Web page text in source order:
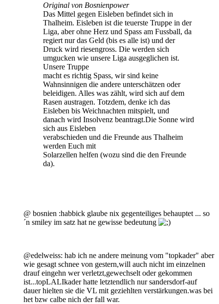
Original von Bosnienpower
Das Mittel gegen Eisleben befindet sich in
Thalheim. Eisleben ist die teuerste Truppe in der
Liga, aber ohne Herz und Spass am Fussball, da
regiert nur das Geld (bis es alle ist) und der
Druck wird riesengross. Die werden sich
umgucken wie unsere Liga ausgeglichen ist.
Unsere Truppe
macht es richtig Spass, wir sind keine
Wahnsinnigen die andere unterschätzen oder
beleidigen. Alles was zählt, wird sich auf dem
Rasen austragen. Totzdem, denke ich das
Eisleben bis Weichnachten mitspielt, und
danach wird Insolvenz beantragt.Die Sonne wird
sich aus Eisleben
verabschieden und die Freunde aus Thalheim
werden Euch mit
Solarzellen helfen (wozu sind die den Freunde
da).
@ bosnien :habbick glaube nix gegenteiliges behauptet ... so
´n smiley im satz hat ne gewisse bedeutung
@edelweiss: hab ich ne andere meinung vom "topkader" aber
wie gesagt schnee von gestern,will auch nicht im einzelnen
drauf eingehn wer verletzt,gewechselt oder gekommen
ist...topLALIkader hatte letztendlich nur sandersdorf-auf
dauer hielten sie die VL mit geziehlten verstärkungen.was bei
het bzw calbe nich der fall war.